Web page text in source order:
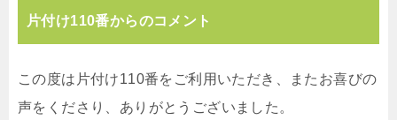
片付け110番からのコメント
この度は片付け110番をご利用いただき、またお喜びの
声をくださり、ありがとうございました。